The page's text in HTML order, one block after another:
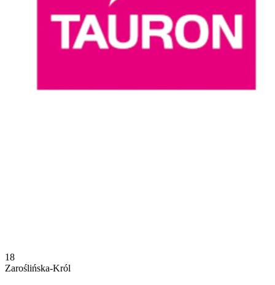
18
Zaroślińska-Król